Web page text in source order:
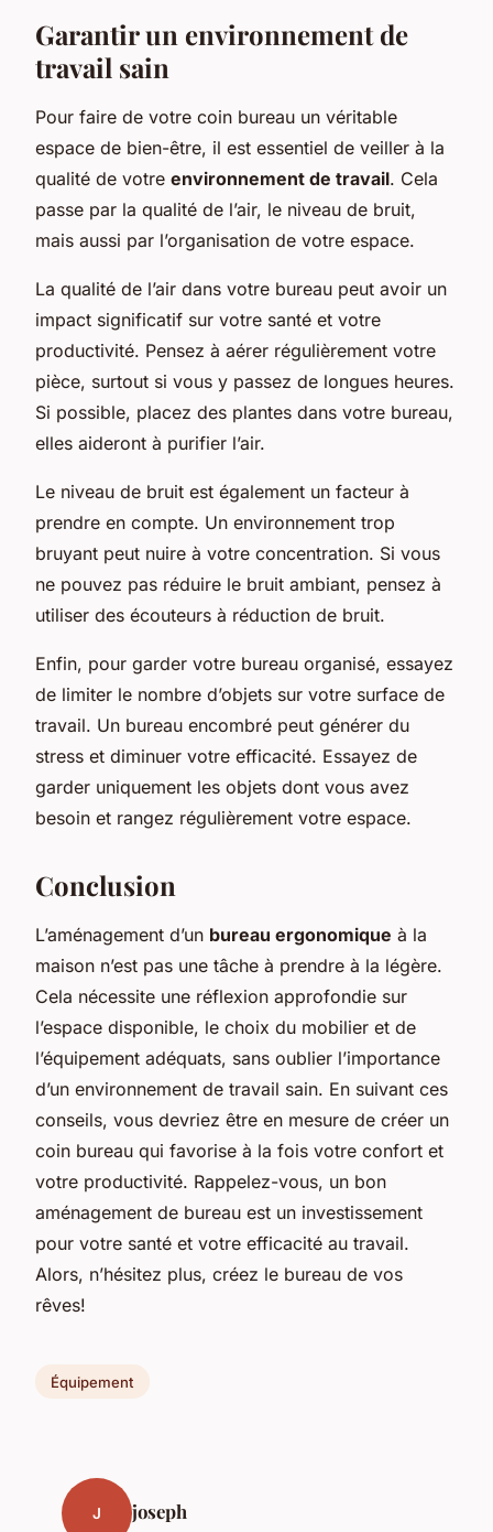
Garantir un environnement de
travail sain
Pour faire de votre coin bureau un véritable
espace de bien-être, il est essentiel de veiller à la
qualité de votre environnement de travail. Cela
passe par la qualité de l’air, le niveau de bruit,
mais aussi par l’organisation de votre espace.
La qualité de l’air dans votre bureau peut avoir un
impact significatif sur votre santé et votre
productivité. Pensez à aérer régulièrement votre
pièce, surtout si vous y passez de longues heures.
Si possible, placez des plantes dans votre bureau,
elles aideront à purifier l’air.
Le niveau de bruit est également un facteur à
prendre en compte. Un environnement trop
bruyant peut nuire à votre concentration. Si vous
ne pouvez pas réduire le bruit ambiant, pensez à
utiliser des écouteurs à réduction de bruit.
Enfin, pour garder votre bureau organisé, essayez
de limiter le nombre d’objets sur votre surface de
travail. Un bureau encombré peut générer du
stress et diminuer votre efficacité. Essayez de
garder uniquement les objets dont vous avez
besoin et rangez régulièrement votre espace.
Conclusion
L’aménagement d’un bureau ergonomique à la
maison n’est pas une tâche à prendre à la légère.
Cela nécessite une réflexion approfondie sur
l’espace disponible, le choix du mobilier et de
l’équipement adéquats, sans oublier l’importance
d’un environnement de travail sain. En suivant ces
conseils, vous devriez être en mesure de créer un
coin bureau qui favorise à la fois votre confort et
votre productivité. Rappelez-vous, un bon
aménagement de bureau est un investissement
pour votre santé et votre efficacité au travail.
Alors, n’hésitez plus, créez le bureau de vos
rêves!
Équipement
J joseph